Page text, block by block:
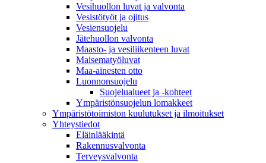
Vesihuollon luvat ja valvonta
Vesistötyöt ja ojitus
Vesiensuojelu
Jätehuollon valvonta
Maasto- ja vesiliikenteen luvat
Maisematyöluvat
Maa-ainesten otto
Luonnonsuojelu
Suojelualueet ja -kohteet
Ympäristönsuojelun lomakkeet
Ympäristötoimiston kuulutukset ja ilmoitukset
Yhteystiedot
Eläinlääkintä
Rakennusvalvonta
Terveysvalvonta